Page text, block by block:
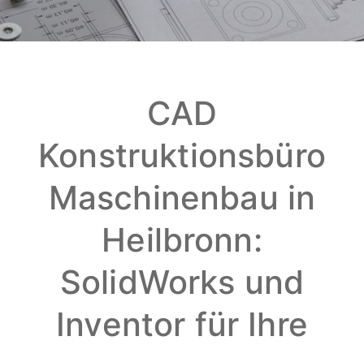
CAD
Konstruktionsbüro
Maschinenbau in
Heilbronn:
SolidWorks und
Inventor für Ihre